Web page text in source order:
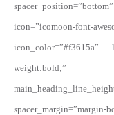
icon=”icomoon-font-
icon_color=”#f3615a”
weight:bold;”